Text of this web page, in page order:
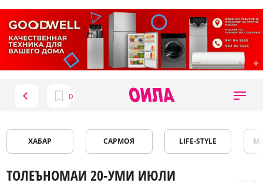
ХАБАР САРМОЯ LIFE-STYLE
ТОЛЕЪНОМАИ 20-УМИ ИЮЛИ